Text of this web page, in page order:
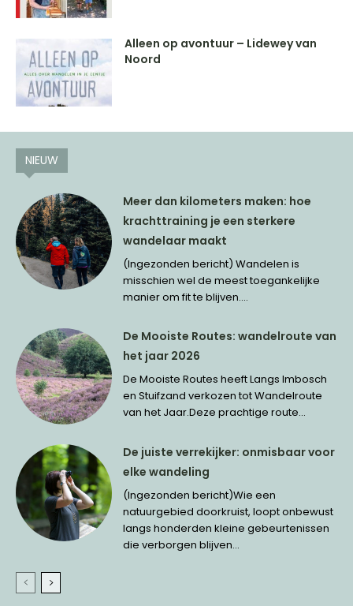
Alleen op avontuur – Lidewey van
Noord
NIEUW
Meer dan kilometers maken: hoe
krachttraining je een sterkere
wandelaar maakt
(Ingezonden bericht) Wandelen is
misschien wel de meest toegankelijke
manier om fit te blijven....
De Mooiste Routes: wandelroute van
het jaar 2026
De Mooiste Routes heeft Langs Imbosch
en Stuifzand verkozen tot Wandelroute
van het Jaar.Deze prachtige route...
De juiste verrekijker: onmisbaar voor
elke wandeling
(Ingezonden bericht)Wie een
natuurgebied doorkruist, loopt onbewust
langs honderden kleine gebeurtenissen
die verborgen blijven...